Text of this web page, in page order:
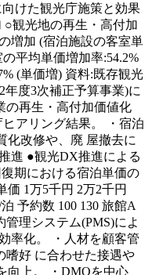
けた観光庁施策と効果
観光地の再生・高付加
増加 (宿泊施設の客室単
平均単価増加率:54.2%
(単価増) 資料:既存観光
度3次補正予算事業)に
の再生・高付加価値化
アリング結果。 ・宿泊
化改修や、廃 屋撤去に
進 ●観光DX推進による
期における宿泊単価の
1万5千円 2万2千円
予約数 100 130 旅館A
理システム(PMS)によ
率化。 ・人材を顧客管
嗜好 に合わせた接遇や
向上。 ・DMOを中心